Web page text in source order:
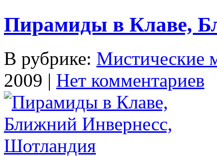
Пирамиды в Клаве,
В рубрике: Мистические
2009 | Нет комментариев